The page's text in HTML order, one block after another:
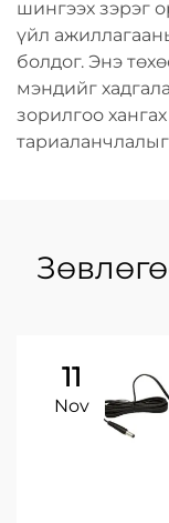
шингээх зэрэг
үйл
болдог. Энэ
мэндийг
зорилгоо
11
Nov